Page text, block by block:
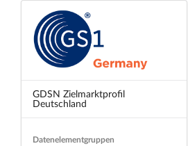
GDSN Zielmarktprofil
Deutschland
Datenelementgruppen